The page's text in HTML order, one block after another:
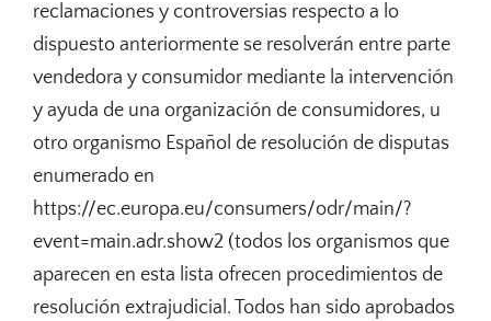
reclamaciones y controversias respecto a lo
dispuesto anteriormente se resolverán entre parte
vendedora y consumidor mediante la intervención
y ayuda de una organización de consumidores, u
otro organismo Español de resolución de disputas
enumerado en
https://ec.europa.eu/consumers/odr/main/?
event=main.adr.show2 (todos los organismos que
aparecen en esta lista ofrecen procedimientos de
resolución extrajudicial. Todos han sido aprobados